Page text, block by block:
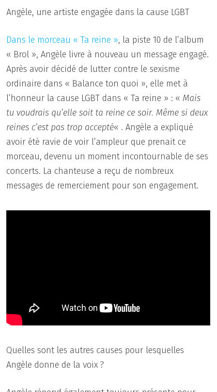
Angèle, une artiste engagée dans la cause LGBT
Dans le morceau « Ta reine », la piste 10 de l’album
« Brol », Angèle livre à nouveau un message engagé.
Après avoir décidé de lutter contre le sexisme
ordinaire dans « Balance ton quoi », elle met à
l’honneur la cause LGBT dans « Ta reine » : «Mais
tu voudrais qu’elle soit ta reine ce soir. Même si deux
reines c’est pas trop accepté« . Angèle a expliqué
avoir été ravie de voir l’ampleur que prenait ce
morceau, devenu un moment incontournable de ses
concerts. La chanteuse a reçu de nombreux
messages de remerciement pour son engagement.
Quelles sont les autres causes pour lesquelles
Angèle donne de la voix ?